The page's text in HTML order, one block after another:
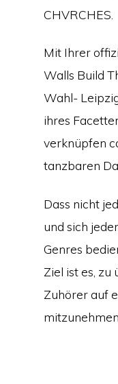
CHVRCHES.
Mit Ihrer
Walls Build
Wahl-
ihres
verknüpfen
tanzbaren
Dass nicht
und sich
Genres
Ziel ist es, zu
Zuhörer auf
mitzunehmen.